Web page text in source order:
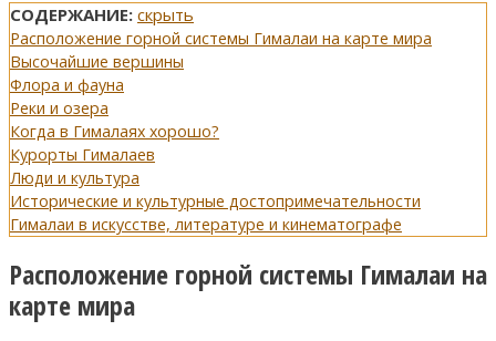
СОДЕРЖАНИЕ: скрыть
Расположение горной системы Гималаи на карте мира
Высочайшие вершины
Флора и фауна
Реки и озера
Когда в Гималаях хорошо?
Курорты Гималаев
Люди и культура
Исторические и культурные достопримечательности
Гималаи в искусстве, литературе и кинематографе
Расположение горной системы Гималаи на
карте мира